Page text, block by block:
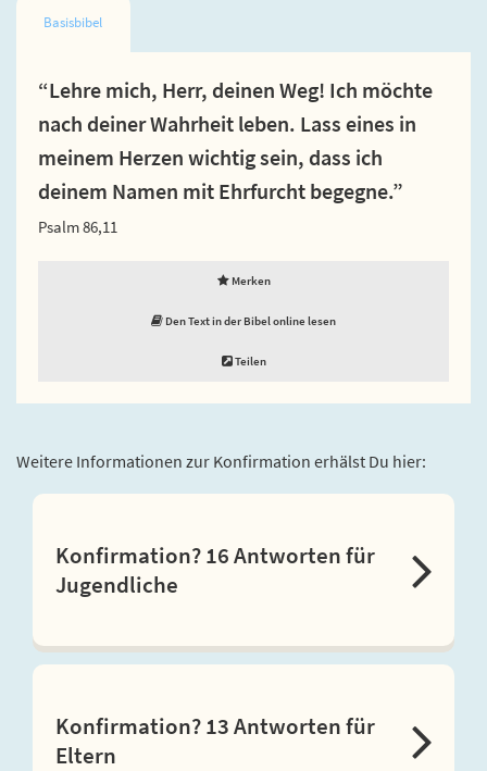
Basisbibel
“Lehre mich, Herr, deinen Weg! Ich möchte
nach deiner Wahrheit leben. Lass eines in
meinem Herzen wichtig sein, dass ich
deinem Namen mit Ehrfurcht begegne.”
Psalm 86,11
Merken
Den Text in der Bibel online lesen
Teilen
Weitere Informationen zur Konfirmation erhälst Du hier:
Konfirmation? 16 Antworten für
Jugendliche
Konfirmation? 13 Antworten für
Eltern